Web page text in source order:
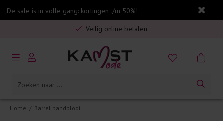
De sale is in volle gang: kortingen t/m 50%!
Gratis verzending in Nederland vanaf €75,-
Veilig online betalen
5% spaarbonus op jouw aankoop
Gratis verzending in Nederland vanaf €75,-
Home / Barrel bandplooi